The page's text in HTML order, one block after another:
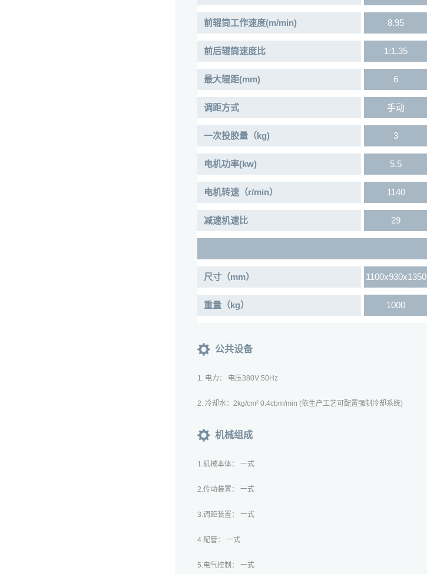
前辊筒工作速度(m/min) 8.95
前后辊筒速度比 1:1.35
最大辊距(mm) 6
调距方式 手动
一次投胶量（kg) 3
电机功率(kw) 5.5
电机转速（r/min） 1140
减速机速比 29
尺寸（mm） 1100x930x1350
重量（kg） 1000
公共设备
1. 电力： 电压380V 50Hz
2. 冷却水：2kg/cm² 0.4cbm/min (依生产工艺可配置强制冷却系统)
机械组成
1.机械本体： 一式
2.传动装置： 一式
3.调距装置： 一式
4.配管： 一式
5.电气控制： 一式